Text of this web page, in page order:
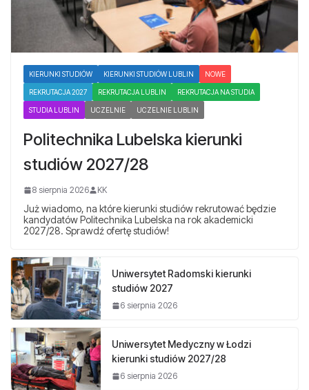
KIERUNKI STUDIÓW KIERUNKI STUDIÓW LUBLIN NOWE
REKRUTACJA 2027 REKRUTACJA LUBLIN REKRUTACJA NA STUDIA
STUDIA LUBLIN UCZELNIE UCZELNIE LUBLIN
Politechnika Lubelska kierunki
studiów 2027/28
8 sierpnia 2026 KK
Już wiadomo, na które kierunki studiów rekrutować będzie
kandydatów Politechnika Lubelska na rok akademicki
2027/28. Sprawdź ofertę studiów!
Uniwersytet Radomski kierunki
studiów 2027
6 sierpnia 2026
Uniwersytet Medyczny w Łodzi
kierunki studiów 2027/28
6 sierpnia 2026